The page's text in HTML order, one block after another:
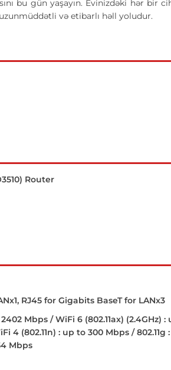
bu gün yaşayın. Evinizdəki hər bir
və etibarlı həll yoludur.
Router
RJ45 for Gigabits BaseT for LANx3
Mbps / WiFi 6 (802.11ax) (2.4GHz)
4 (802.11n) : up to 300 Mbps / 802.11g
Mbps